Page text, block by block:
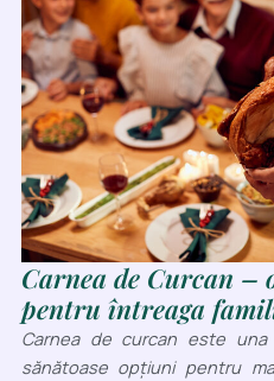
Carnea de Curcan –
pentru întreaga
Carnea de curcan este
sănătoase opțiuni pentru